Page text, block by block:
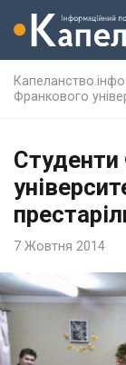
Капеланство.інфо
Франкового
7 Жовтня 2014